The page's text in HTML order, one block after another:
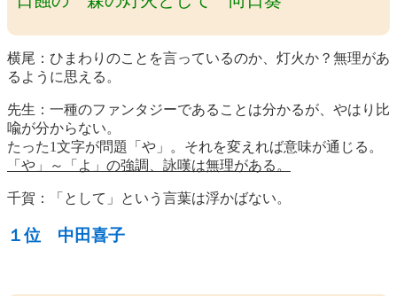
横尾：ひまわりのことを言っているのか、灯火か？無理があ
るように思える。
先生：一種のファンタジーであることは分かるが、やはり比
喩が分からない。
たった1文字が問題「や」。それを変えれば意味が通じる。
「や」～「よ」の強調、詠嘆は無理がある。
千賀：「として」という言葉は浮かばない。
１位 中田喜子